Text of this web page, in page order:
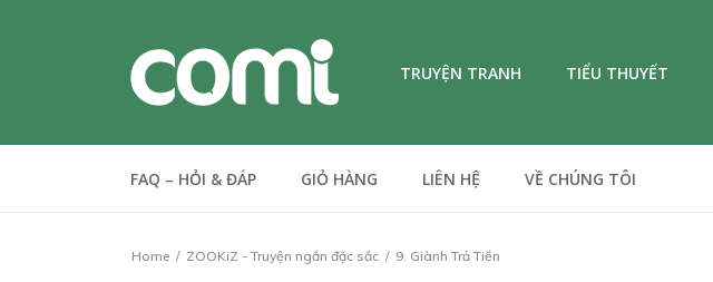
TRUYỆN TRANH TIỂU THUYẾT
FAQ – HỎI & ĐÁP GIỎ HÀNG LIÊN HỆ VỀ CHÚNG TÔI
Home ZOOKiZ - Truyện ngắn đặc sắc 9. Giành Trả Tiền